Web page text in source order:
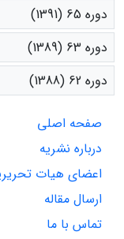
دوره 65 (1391)
دوره 63 (1389)
دوره 62 (1388)
صفحه اصلی
درباره نشریه
اعضای هیات
ارسال مقاله
تماس با ما